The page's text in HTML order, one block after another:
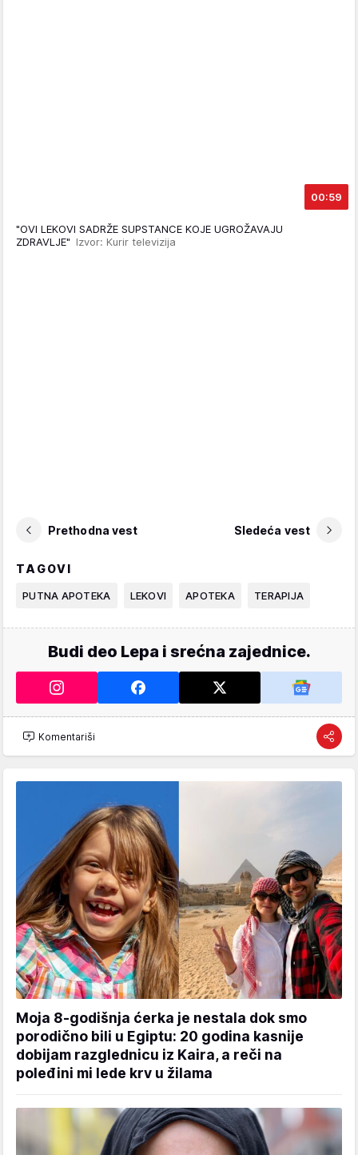
00:59
"OVI LEKOVI SADRŽE SUPSTANCE KOJE UGROŽAVAJU
ZDRAVLJE" Izvor: Kurir televizija
Prethodna vest Sledeća vest
TAGOVI
PUTNA APOTEKA LEKOVI APOTEKA TERAPIJA
Budi deo Lepa i srećna zajednice.
Komentariši
Moja 8-godišnja ćerka je nestala dok smo
porodično bili u Egiptu: 20 godina kasnije
dobijam razglednicu iz Kaira, a reči na
poleđini mi lede krv u žilama